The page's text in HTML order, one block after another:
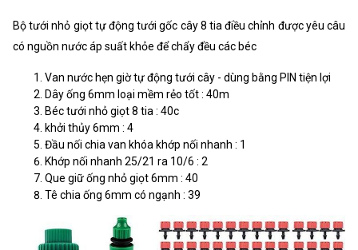
Bộ tưới nhỏ giọt tự động tưới gốc cây 8 tia điều chỉnh được yêu câu
có nguồn nước áp suất khỏe để chẩy đều các béc
Van nước hẹn giờ tự động tưới cây - dùng bằng PIN tiện lợi
Dây ống 6mm loại mềm rẻo tốt : 40m
Béc tưới nhỏ giọt 8 tia : 40c
khởi thủy 6mm : 4
Đầu nối chia van khóa khớp nối nhanh : 1
Khớp nối nhanh 25/21 ra 10/6 : 2
Que giữ ống nhỏ giọt 6mm : 40
Tê chia ống 6mm có ngạnh : 39